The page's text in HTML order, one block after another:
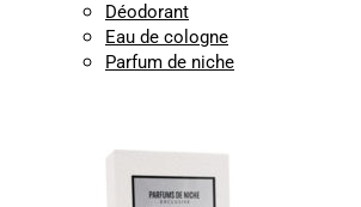
Déodorant
Eau de cologne
Parfum de niche